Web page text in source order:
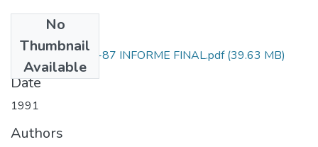
No
Thumbnail
Available
1106-05-025-87 INFORME FINAL.pdf(39.63 MB)
Date
1991
Authors